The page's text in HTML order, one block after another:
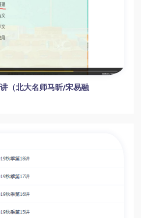
（北大名师马昕/宋易融